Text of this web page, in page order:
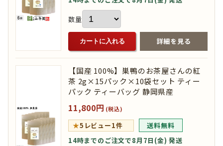
数量
カートに入れる 詳細を見る
【国産 100%】巣鴨のお茶屋さんの紅
茶 2g×15パック×10袋セット ティー
パック ティーバッグ 静岡県産
11,800円 (税込)
★5 レビュー1件
送料無料
14時までのご注文で8月7日(金) 発送